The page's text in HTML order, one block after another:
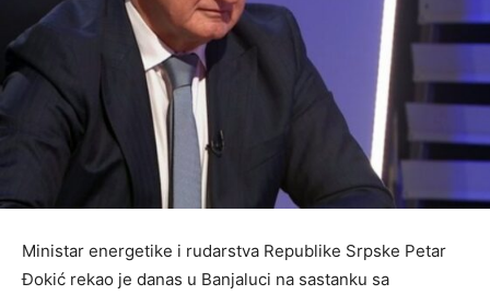
Ministar energetike i rudarstva Republike Srpske Petar
Đokić rekao je danas u Banjaluci na sastanku sa